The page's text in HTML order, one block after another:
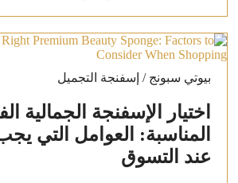
بيوتي سبونج / إسفنجة التجميل
اختيار الإسفنجة الجمالية
المناسبة: العوامل التي
عند التسوق